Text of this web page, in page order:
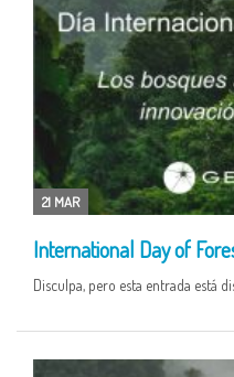
21 MAR
International Day of
Disculpa, pero esta entrada está